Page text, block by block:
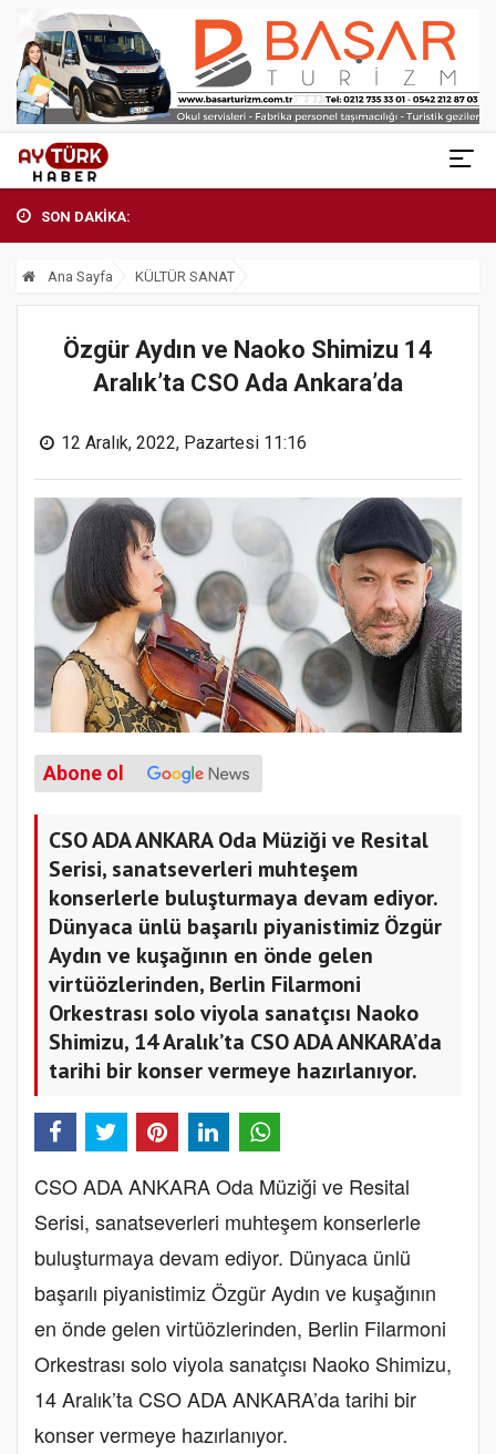
SON DAKİKA:
Ana Sayfa KÜLTÜR SANAT
Özgür Aydın ve Naoko Shimizu 14
Aralık’ta CSO Ada Ankara’da
12 Aralık, 2022, Pazartesi 11:16
Abone ol
CSO ADA ANKARA Oda Müziği ve Resital
Serisi, sanatseverleri muhteşem
konserlerle buluşturmaya devam ediyor.
Dünyaca ünlü başarılı piyanistimiz Özgür
Aydın ve kuşağının en önde gelen
virtüözlerinden, Berlin Filarmoni
Orkestrası solo viyola sanatçısı Naoko
Shimizu, 14 Aralık’ta CSO ADA ANKARA’da
tarihi bir konser vermeye hazırlanıyor.
CSO ADA ANKARA Oda Müziği ve Resital
Serisi, sanatseverleri muhteşem konserlerle
buluşturmaya devam ediyor. Dünyaca ünlü
başarılı piyanistimiz Özgür Aydın ve kuşağının
en önde gelen virtüözlerinden, Berlin Filarmoni
Orkestrası solo viyola sanatçısı Naoko Shimizu,
14 Aralık’ta CSO ADA ANKARA’da tarihi bir
konser vermeye hazırlanıyor.